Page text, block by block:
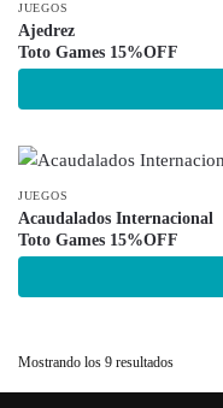
JUEGOS
Ajedrez
Toto Games 15%OFF
JUEGOS
Acaudalados Internacional
Toto Games 15%OFF
Mostrando los 9 resultados